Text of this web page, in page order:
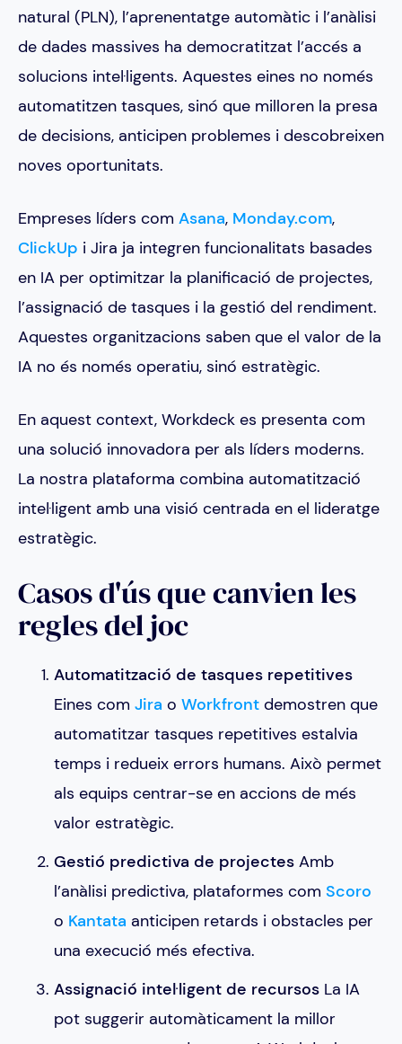
natural (PLN), l’aprenentatge automàtic i l’anàlisi
de dades massives ha democratitzat l’accés a
solucions intel·ligents. Aquestes eines no només
automatitzen tasques, sinó que milloren la presa
de decisions, anticipen problemes i descobreixen
noves oportunitats.
Empreses líders com Asana, Monday.com,
ClickUp i Jira ja integren funcionalitats basades
en IA per optimitzar la planificació de projectes,
l’assignació de tasques i la gestió del rendiment.
Aquestes organitzacions saben que el valor de la
IA no és només operatiu, sinó estratègic.
En aquest context, Workdeck es presenta com
una solució innovadora per als líders moderns.
La nostra plataforma combina automatització
intel·ligent amb una visió centrada en el lideratge
estratègic.
Casos d'ús que canvien les
regles del joc
Automatització de tasques repetitives
Eines com Jira o Workfront demostren que
automatitzar tasques repetitives estalvia
temps i redueix errors humans. Això permet
als equips centrar-se en accions de més
valor estratègic.
Gestió predictiva de projectes Amb
l’anàlisi predictiva, plataformes com Scoro
o Kantata anticipen retards i obstacles per
una execució més efectiva.
Assignació intel·ligent de recursos La IA
pot suggerir automàticament la millor